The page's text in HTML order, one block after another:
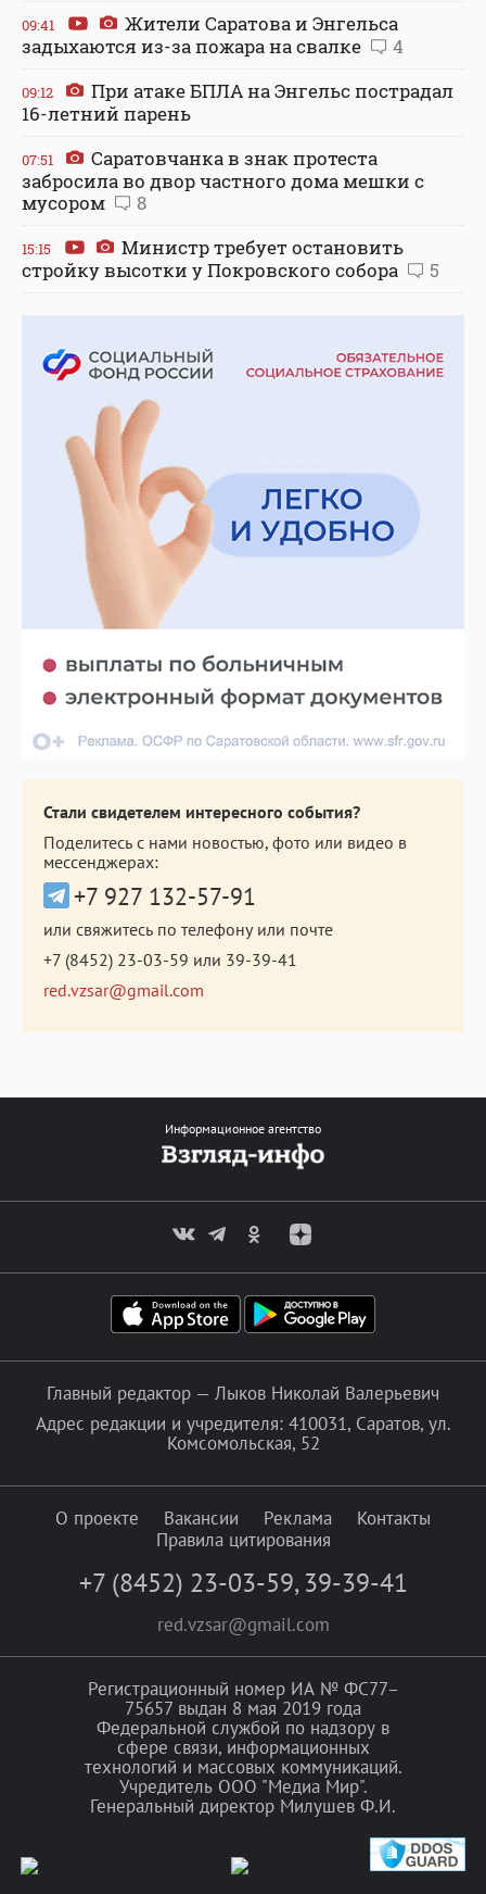
09:41
Жители Саратова и Энгельса
задыхаются из-за пожара на свалке
4
09:12
При атаке БПЛА на Энгельс пострадал
16-летний парень
07:51
Саратовчанка в знак протеста
забросила во двор частного дома мешки с
мусором
8
15:15
Министр требует остановить
стройку высотки у Покровского собора
5
Стали свидетелем интересного события?
Поделитесь с нами новостью, фото или видео в
мессенджерах:
+7 927 132-57-91
или свяжитесь по телефону или почте
+7 (8452) 23-03-59 или 39-39-41
red.vzsar@gmail.com
Информационное агентство
Главный редактор — Лыков Николай Валерьевич
Адрес редакции и учредителя: 410031, Саратов, ул.
Комсомольская, 52
О проекте Вакансии Реклама
Контакты
Правила цитирования
+7 (8452) 23-03-59, 39-39-41
red.vzsar@gmail.com
Регистрационный номер ИА № ФС77–
75657 выдан 8 мая 2019 года
Федеральной службой по надзору в
сфере связи, информационных
технологий и массовых коммуникаций.
Учредитель ООО "Медиа Мир".
Генеральный директор Милушев Ф.И.